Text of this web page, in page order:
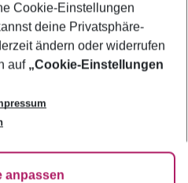
Cookie-Einstellungen
deine Privatsphäre-
ändern oder widerrufen
auf „Cookie-Einstellungen
anpassen